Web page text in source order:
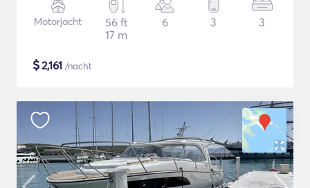
Motorjacht
56 ft
17 m
6 3 3
$2,161 /nacht